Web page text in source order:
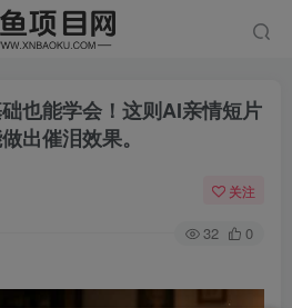
础也能学会！这则AI亲情短片
出催泪效果。
关注
32 0